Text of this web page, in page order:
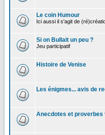
Le coin Humour
Ici aussi il s'agit de
Si on Bullait un peu ?
Jeu participatif
Histoire de Venise
Les énigmes... avis de
Anecdotes et proverbes